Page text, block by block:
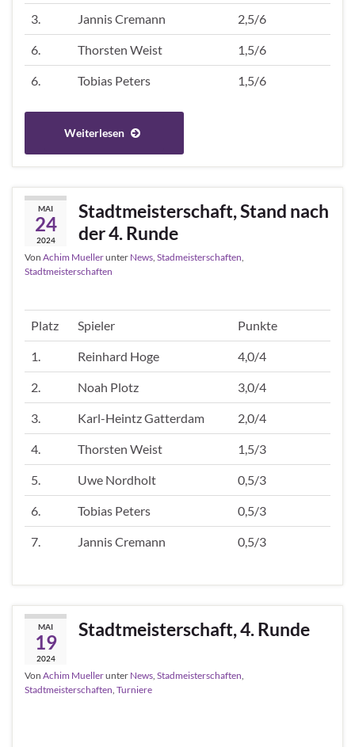
3. Jannis Cremann 2,5/6
6. Thorsten Weist 1,5/6
6. Tobias Peters 1,5/6
Weiterlesen
MAI
24
2024
Stadtmeisterschaft, Stand nach
der 4. Runde
Von Achim Muellerunter News Stadmeisterschaften
Stadtmeisterschaften
Platz Spieler Punkte
1. Reinhard Hoge 4,0/4
2. Noah Plotz 3,0/4
3. Karl-Heintz Gatterdam 2,0/4
4. Thorsten Weist 1,5/3
5. Uwe Nordholt 0,5/3
6. Tobias Peters 0,5/3
7. Jannis Cremann 0,5/3
MAI
19
2024
Stadtmeisterschaft, 4. Runde
Von Achim Muellerunter News Stadmeisterschaften
Stadtmeisterschaften Turniere